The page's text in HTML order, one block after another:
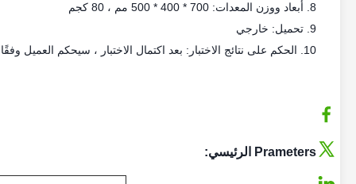
8. أبعاد ووزن المعدات: 700 * 400 * 500 مم ، 80 كجم
9. تحميل: خارجي
10. الحكم على نتائج الاختبار: بعد اكتمال الاختبار ، سيحكم العميل وفقًا للمعيار وفقًا لصلاحية العينة
Prameters الرئيسي: